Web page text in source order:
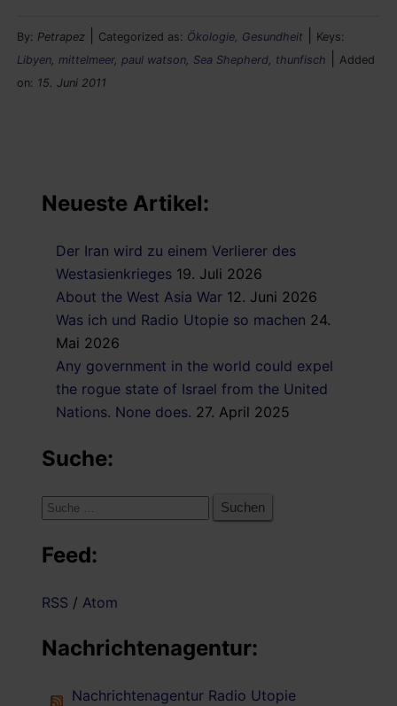
By: Petrapez Categorized as: Ökologie, Gesundheit
Keys:
Libyen mittelmeer, paul watson Sea Shepherd thunfisch
Added
on: 15. Juni 2011
Neueste Artikel:
Der Iran wird zu einem Verlierer des
Westasienkrieges 19. Juli 2026
About the West Asia War 12. Juni 2026
Was ich und Radio Utopie so machen 24.
Mai 2026
Any government in the world could expel
the rogue state of Israel from the United
Nations. None does. 27. April 2025
Suche:
Suche
Feed:
RSS / Atom
Nachrichtenagentur:
Nachrichtenagentur Radio Utopie